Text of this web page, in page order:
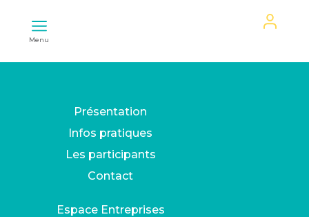
Menu
Présentation
Infos pratiques
Les participants
Contact
Espace Entreprises